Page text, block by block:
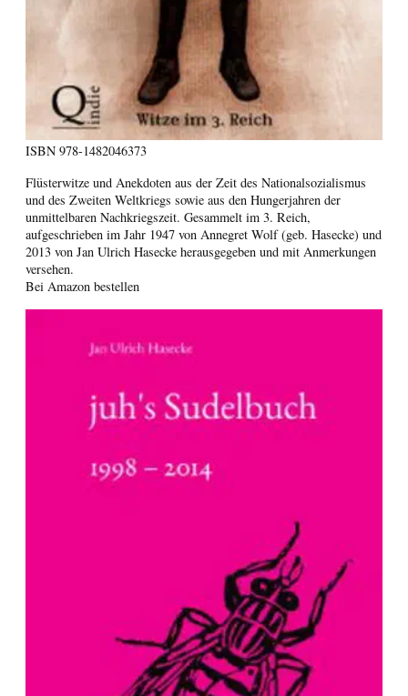
ISBN 978-1482046373
Flüsterwitze und Anekdoten aus der Zeit des Nationalsozialismus
und des Zweiten Weltkriegs sowie aus den Hungerjahren der
unmittelbaren Nachkriegszeit. Gesammelt im 3. Reich,
aufgeschrieben im Jahr 1947 von Annegret Wolf (geb. Hasecke) und
2013 von Jan Ulrich Hasecke herausgegeben und mit Anmerkungen
versehen.
Bei Amazon bestellen